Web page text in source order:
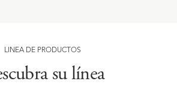
LÍNEA DE PRODUCTOS
su línea